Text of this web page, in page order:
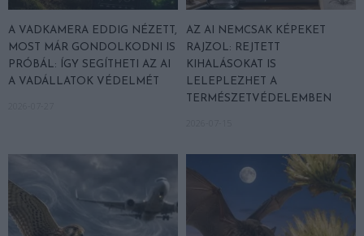
A VADKAMERA EDDIG NÉZETT,
MOST MÁR GONDOLKODNI IS
PRÓBÁL: ÍGY SEGÍTHETI AZ AI
A VADÁLLATOK VÉDELMÉT
AZ AI NEMCSAK KÉPEKET
RAJZOL: REJTETT
KIHALÁSOKAT IS
LELEPLEZHET A
TERMÉSZETVÉDELEMBEN